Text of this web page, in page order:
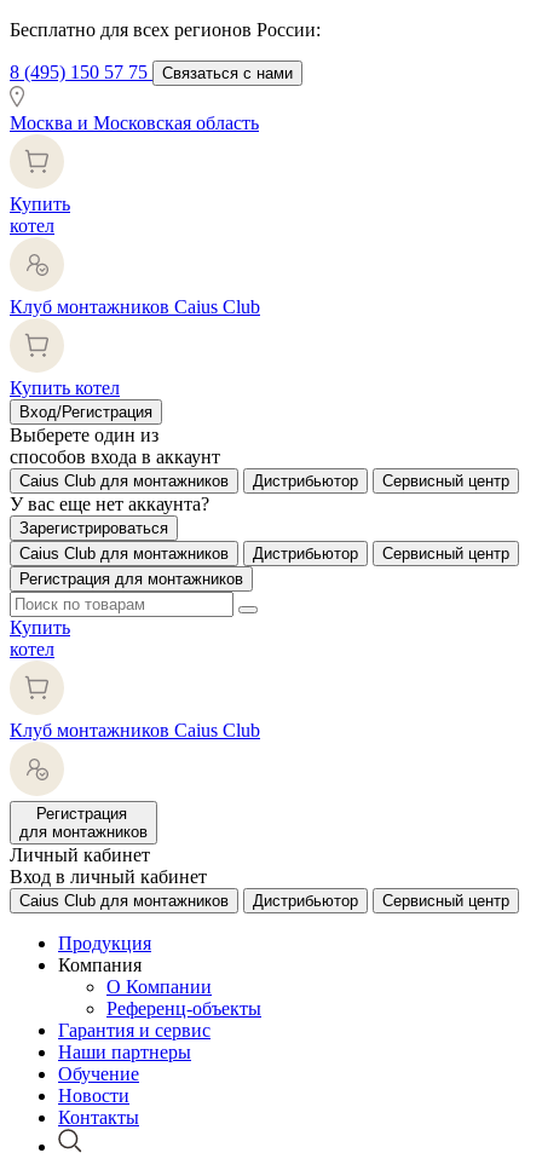
Бесплатно для всех регионов России:
8 (495) 150 57 75 Связаться с нами
Москва и Московская область
Купить
котел
Клуб монтажников Caius Club
Купить котел
Вход/Регистрация
Выберете один из
способов входа в аккаунт
Caius Club для монтажников Дистрибьютор Сервисный центр
У вас еще нет аккаунта?
Зарегистрироваться
Caius Club для монтажников
Дистрибьютор
Сервисный центр
Регистрация для монтажников
Купить
котел
Клуб монтажников Caius Club
Регистрация
для монтажников
Личный кабинет
Вход в личный кабинет
Caius Club для монтажников Дистрибьютор Сервисный центр
Продукция
Компания
О Компании
Референц-объекты
Гарантия и сервис
Наши партнеры
Обучение
Новости
Контакты